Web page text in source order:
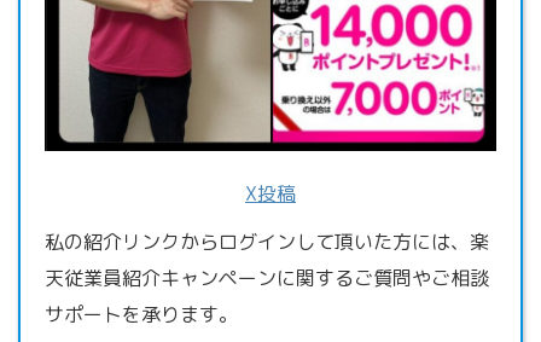
X投稿
私の紹介リンクからログインして頂いた方には、楽
天従業員紹介キャンペーンに関するご質問やご相談
サポートを承ります。